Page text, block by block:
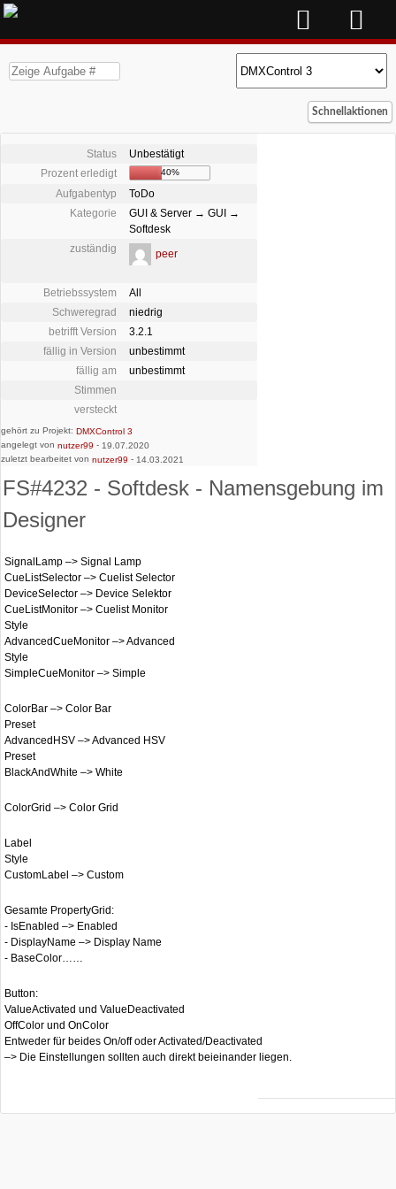
Schnellaktionen
Status
Unbestätigt
Prozent erledigt
40%
Aufgabentyp
ToDo
Kategorie
GUI & Server → GUI →
Softdesk
zuständig
peer
Betriebssystem
All
Schweregrad
niedrig
betrifft Version
3.2.1
fällig in Version
unbestimmt
fällig am
unbestimmt
Stimmen
versteckt
gehört zu Projekt: DMXControl 3
angelegt von nutzer99 - 19.07.2020
zuletzt bearbeitet von nutzer99 - 14.03.2021
FS#4232 - Softdesk - Namensgebung im
Designer
SignalLamp –> Signal Lamp
CueListSelector –> Cuelist Selector
DeviceSelector –> Device Selektor
CueListMonitor –> Cuelist Monitor
Style
AdvancedCueMonitor –> Advanced
Style
SimpleCueMonitor –> Simple
ColorBar –> Color Bar
Preset
AdvancedHSV –> Advanced HSV
Preset
BlackAndWhite –> White
ColorGrid –> Color Grid
Label
Style
CustomLabel –> Custom
Gesamte PropertyGrid:
- IsEnabled –> Enabled
- DisplayName –> Display Name
- BaseColor……
Button:
ValueActivated und ValueDeactivated
OffColor und OnColor
Entweder für beides On/off oder Activated/Deactivated
–> Die Einstellungen sollten auch direkt beieinander liegen.